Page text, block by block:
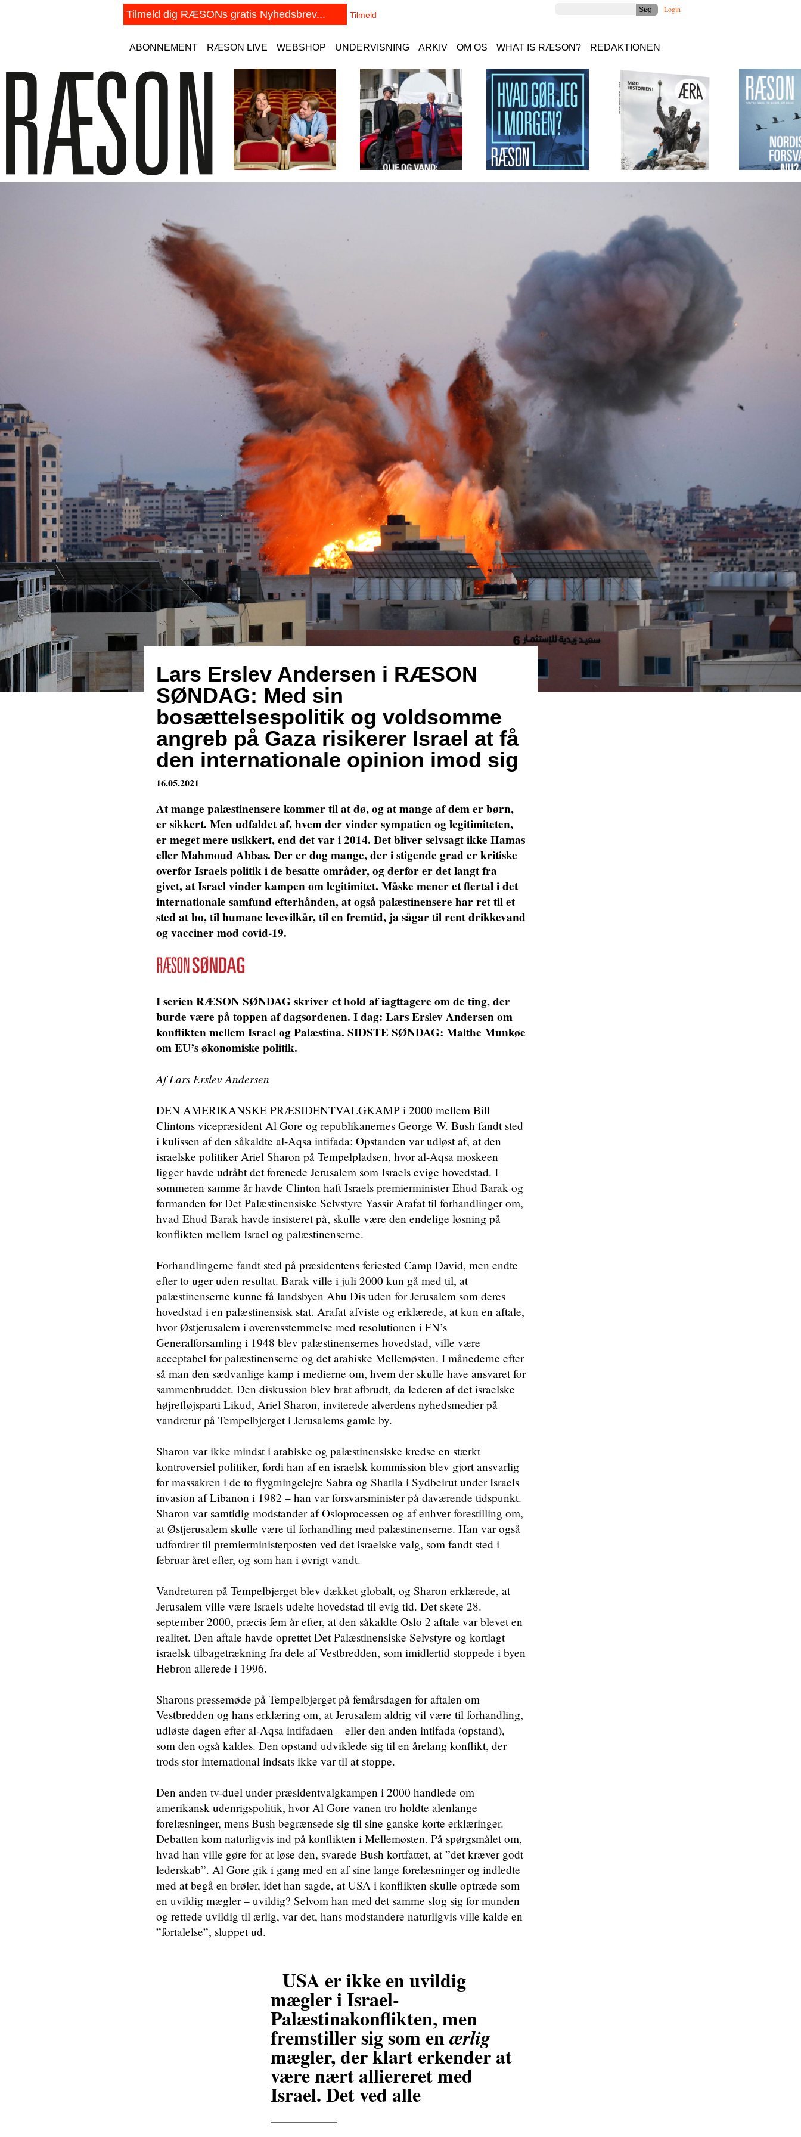
Login
ABONNEMENT RÆSON LIVE WEBSHOP UNDERVISNING ARKIV OM OS WHAT IS RÆSON? REDAKTIONEN
Lars Erslev Andersen i RÆSON
SØNDAG: Med sin
bosættelsespolitik og voldsomme
angreb på Gaza risikerer Israel at få
den internationale opinion imod sig
16.05.2021
At mange palæstinensere kommer til at dø, og at mange af dem er børn,
er sikkert. Men udfaldet af, hvem der vinder sympatien og legitimiteten,
er meget mere usikkert, end det var i 2014. Det bliver selvsagt ikke Hamas
eller Mahmoud Abbas. Der er dog mange, der i stigende grad er kritiske
overfor Israels politik i de besatte områder, og derfor er det langt fra
givet, at Israel vinder kampen om legitimitet. Måske mener et flertal i det
internationale samfund efterhånden, at også palæstinensere har ret til et
sted at bo, til humane levevilkår, til en fremtid, ja sågar til rent drikkevand
og vacciner mod covid-19.
I serien RÆSON SØNDAG skriver et hold af iagttagere om de ting, der
burde være på toppen af dagsordenen. I dag: Lars Erslev Andersen om
konflikten mellem Israel og Palæstina. SIDSTE SØNDAG: Malthe Munkøe
om EU’s økonomiske politik.
Af Lars Erslev Andersen
DEN AMERIKANSKE PRÆSIDENTVALGKAMP i 2000 mellem Bill
Clintons vicepræsident Al Gore og republikanernes George W. Bush fandt sted
i kulissen af den såkaldte al-Aqsa intifada: Opstanden var udløst af, at den
israelske politiker Ariel Sharon på Tempelpladsen, hvor al-Aqsa moskeen
ligger havde udråbt det forenede Jerusalem som Israels evige hovedstad. I
sommeren samme år havde Clinton haft Israels premierminister Ehud Barak og
formanden for Det Palæstinensiske Selvstyre Yassir Arafat til forhandlinger om,
hvad Ehud Barak havde insisteret på, skulle være den endelige løsning på
konflikten mellem Israel og palæstinenserne.
Forhandlingerne fandt sted på præsidentens feriested Camp David, men endte
efter to uger uden resultat. Barak ville i juli 2000 kun gå med til, at
palæstinenserne kunne få landsbyen Abu Dis uden for Jerusalem som deres
hovedstad i en palæstinensisk stat. Arafat afviste og erklærede, at kun en aftale,
hvor Østjerusalem i overensstemmelse med resolutionen i FN’s
Generalforsamling i 1948 blev palæstinensernes hovedstad, ville være
acceptabel for palæstinenserne og det arabiske Mellemøsten. I månederne efter
så man den sædvanlige kamp i medierne om, hvem der skulle have ansvaret for
sammenbruddet. Den diskussion blev brat afbrudt, da lederen af det israelske
højrefløjsparti Likud, Ariel Sharon, inviterede alverdens nyhedsmedier på
vandretur på Tempelbjerget i Jerusalems gamle by.
Sharon var ikke mindst i arabiske og palæstinensiske kredse en stærkt
kontroversiel politiker, fordi han af en israelsk kommission blev gjort ansvarlig
for massakren i de to flygtningelejre Sabra og Shatila i Sydbeirut under Israels
invasion af Libanon i 1982 – han var forsvarsminister på daværende tidspunkt.
Sharon var samtidig modstander af Osloprocessen og af enhver forestilling om,
at Østjerusalem skulle være til forhandling med palæstinenserne. Han var også
udfordrer til premierministerposten ved det israelske valg, som fandt sted i
februar året efter, og som han i øvrigt vandt.
Vandreturen på Tempelbjerget blev dækket globalt, og Sharon erklærede, at
Jerusalem ville være Israels udelte hovedstad til evig tid. Det skete 28.
september 2000, præcis fem år efter, at den såkaldte Oslo 2 aftale var blevet en
realitet. Den aftale havde oprettet Det Palæstinensiske Selvstyre og kortlagt
israelsk tilbagetrækning fra dele af Vestbredden, som imidlertid stoppede i byen
Hebron allerede i 1996.
Sharons pressemøde på Tempelbjerget på femårsdagen for aftalen om
Vestbredden og hans erklæring om, at Jerusalem aldrig vil være til forhandling,
udløste dagen efter al-Aqsa intifadaen – eller den anden intifada (opstand),
som den også kaldes. Den opstand udviklede sig til en årelang konflikt, der
trods stor international indsats ikke var til at stoppe.
Den anden tv-duel under præsidentvalgkampen i 2000 handlede om
amerikansk udenrigspolitik, hvor Al Gore vanen tro holdte alenlange
forelæsninger, mens Bush begrænsede sig til sine ganske korte erklæringer.
Debatten kom naturligvis ind på konflikten i Mellemøsten. På spørgsmålet om,
hvad han ville gøre for at løse den, svarede Bush kortfattet, at ”det kræver godt
lederskab”. Al Gore gik i gang med en af sine lange forelæsninger og indledte
med at begå en brøler, idet han sagde, at USA i konflikten skulle optræde som
en uvildig mægler – uvildig? Selvom han med det samme slog sig for munden
og rettede uvildig til ærlig, var det, hans modstandere naturligvis ville kalde en
”fortalelse”, sluppet ud.
USA er ikke en uvildig
mægler i Israel-
Palæstinakonflikten, men
fremstiller sig som enærlig
mægler, der klart erkender at
være nært alliereret med
Israel. Det ved alle